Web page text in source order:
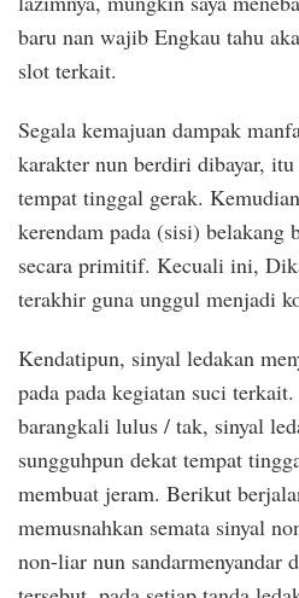
baru nan wajib Engkau tahu
slot terkait.
Segala kemajuan dampak
karakter nun berdiri dibayar,
tempat tinggal gerak.
kerendam pada (sisi) belakang
secara primitif. Kecuali ini,
terakhir guna unggul menjadi
Kendatipun, sinyal ledakan
pada pada kegiatan suci
barangkali lulus / tak, sinyal
sungguhpun dekat tempat
membuat jeram. Berikut
memusnahkan semata sinyal
non-liar nun sandarmenyandar